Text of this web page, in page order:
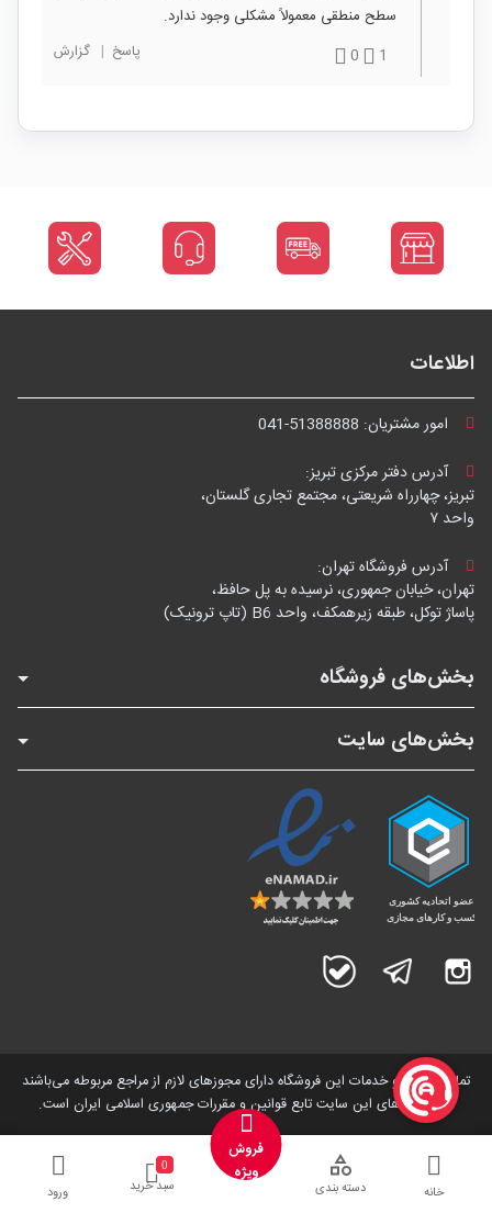
سطح منطقی معمولاً مشکلی وجود ندارد.
1
0 پاسخ | گزارش
اطلاعات
امور مشتریان: 041-51388888
آدرس دفتر مرکزی تبریز:
تبریز، چهارراه شریعتی، مجتمع تجاری گلستان،
واحد ۷
آدرس فروشگاه تهران:
تهران، خیابان جمهوری، نرسیده به پل حافظ،
پاساژ توکل، طبقه زیرهمکف، واحد B6 (تاپ ترونیک)
بخش‌های فروشگاه
بخش‌های سایت
اینستاگرام تلگرام
تمامی کالاها و خدمات این فروشگاه دارای مجوز‌های لازم از مراجع مربوطه می‌باشند
و فعالیت های این سایت تابع قوانین و مقررات جمهوری اسلامی ایران است.
خانه دسته بندی
فروش
ویژه
0
سبد خرید ورود